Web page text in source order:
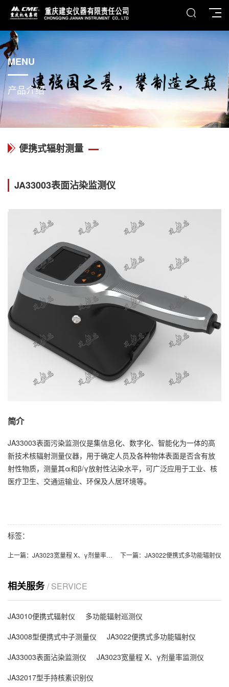
MENU
产品介绍
便携式辐射测量
JA33003表面沾染监测仪
简介
JA33003表面污染监测仪是集信息化、数字化、智能化为一体的高
新技术核辐射测量仪器，用于确定人员及各种物体表面是否含有放
射性物质，测量其α和β/γ放射性沾染水平，可广泛应用于工业、核
医疗卫生、交通运输业、环保及人居环境等。
标签：
上一篇： JA3023宽量程 X、γ剂量率监测仪 下一篇： JA3022便携式多功能辐射仪
相关服务/ SERVICE
JA3010便携式辐射仪
多功能辐射巡测仪
JA3008型便携式中子测量仪
JA3022便携式多功能辐射仪
JA33003表面沾染监测仪
JA3023宽量程 X、γ剂量率监测仪
JA32017型手持核素识别仪